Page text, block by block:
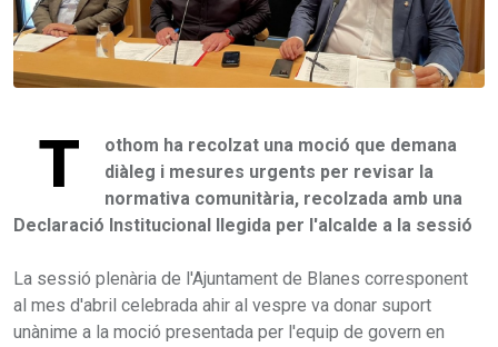
T
othom ha recolzat una moció que demana
diàleg i mesures urgents per revisar la
normativa comunitària, recolzada amb una
Declaració Institucional llegida per l'alcalde a la sessió
La sessió plenària de l'Ajuntament de Blanes corresponent
al mes d'abril celebrada ahir al vespre va donar suport
unànime a la moció presentada per l'equip de govern en